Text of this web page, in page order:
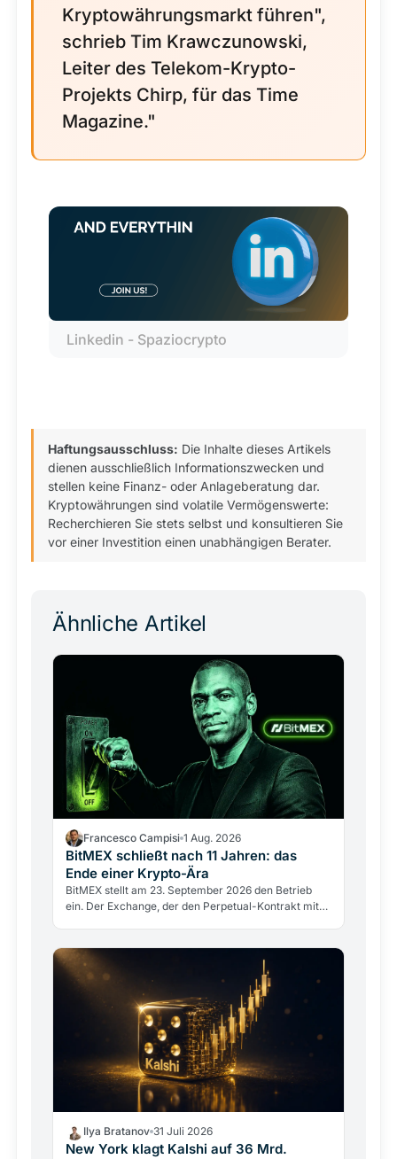
Kryptowährungsmarkt führen",
schrieb Tim Krawczunowski,
Leiter des Telekom-Krypto-
Projekts Chirp, für das Time
Magazine."
Linkedin - Spaziocrypto
Haftungsausschluss: Die Inhalte dieses Artikels
dienen ausschließlich Informationszwecken und
stellen keine Finanz- oder Anlageberatung dar.
Kryptowährungen sind volatile Vermögenswerte:
Recherchieren Sie stets selbst und konsultieren Sie
vor einer Investition einen unabhängigen Berater.
Ähnliche Artikel
Francesco Campisi 1 Aug. 2026
BitMEX schließt nach 11 Jahren: das
Ende einer Krypto-Ära
BitMEX stellt am 23. September 2026 den Betrieb
ein. Der Exchange, der den Perpetual-Kontrakt mit
Ilya Bratanov 31 Juli 2026
New York klagt Kalshi auf 36 Mrd.